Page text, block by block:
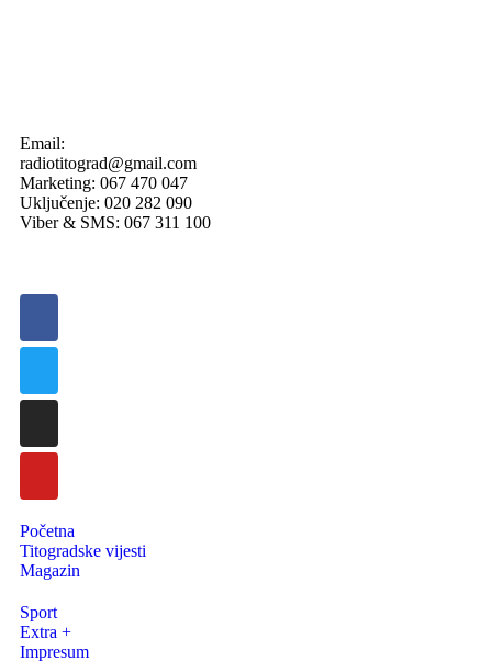
Email:
radiotitograd@gmail.com
Marketing: 067 470 047
Uključenje: 020 282 090
Viber & SMS: 067 311 100
Početna
Titogradske vijesti
Magazin
Sport
Extra +
Impresum